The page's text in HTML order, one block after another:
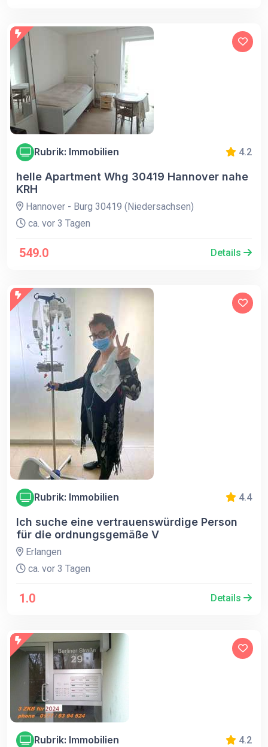
Rubrik: Immobilien 4.2
helle Apartment Whg 30419 Hannover nahe
KRH
Hannover - Burg 30419 (Niedersachsen)
ca. vor 3 Tagen
549.0 Details
Rubrik: Immobilien 4.4
Ich suche eine vertrauenswürdige Person
für die ordnungsgemäße V
Erlangen
ca. vor 3 Tagen
1.0 Details
Rubrik: Immobilien 4.2